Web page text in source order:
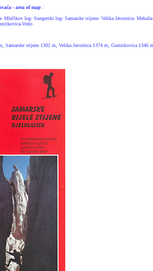
- area of map :
Mlečikov lug- Sungerski lug- Samarske stijene- Velika Javornica-
Vrelo
Samarske stijene 1302 m, Velika Javornica 1374 m, Gomirkovica 1346